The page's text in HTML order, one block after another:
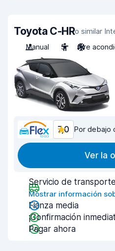
Toyota C-HRo similar
Manual
5 Aire
7,0 Por debajo
Ver la
Servicio de
Mostrar información
Fianza media
¡Confirmación
Pagar ahora